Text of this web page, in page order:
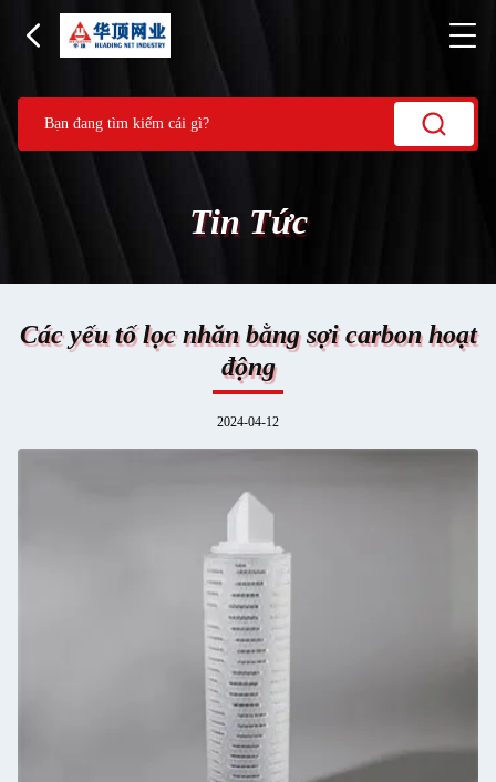
Tin Tức
Các yếu tố lọc nhăn bằng sợi carbon hoạt
động
2024-04-12